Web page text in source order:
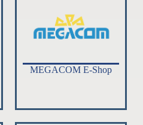
MEGACOM E-Shop